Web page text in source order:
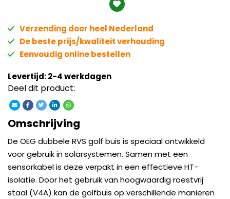
Verzending door heel Nederland
De beste prijs/kwaliteit verhouding
Eenvoudig online bestellen
Levertijd: 2-4 werkdagen
Deel dit product:
Omschrijving
De OEG dubbele RVS golf buis is speciaal ontwikkeld
voor gebruik in solarsystemen. Samen met een
sensorkabel is deze verpakt in een effectieve HT-
isolatie. Door het gebruik van hoogwaardig roestvrij
staal (V4A) kan de golfbuis op verschillende manieren